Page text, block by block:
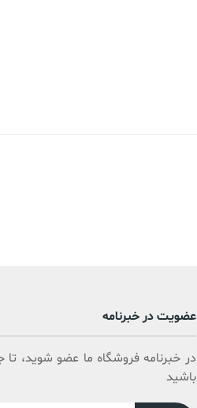
عضویت در خبرنامه
در خبرنامه فروشگاه ما عضو شوید، تا
باشید